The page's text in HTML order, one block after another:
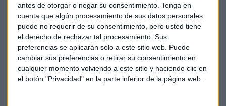
antes de otorgar o negar su consentimiento. Tenga en
cuenta que algún procesamiento de sus datos personales
puede no requerir de su consentimiento, pero usted tiene
el derecho de rechazar tal procesamiento. Sus
preferencias se aplicarán solo a este sitio web. Puede
cambiar sus preferencias o retirar su consentimiento en
cualquier momento volviendo a este sitio y haciendo clic en
el botón "Privacidad" en la parte inferior de la página web.